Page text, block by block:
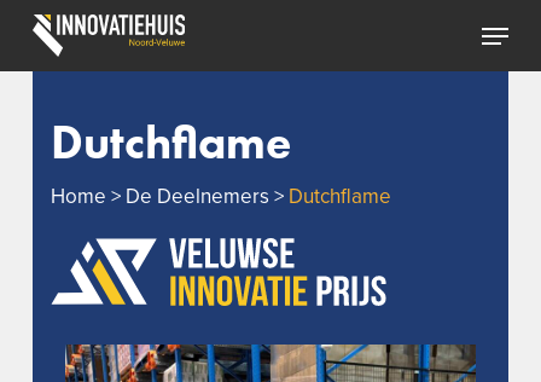
Skip
main
Menu
Dutchflame
Home > De Deelnemers > Dutchflame
Close